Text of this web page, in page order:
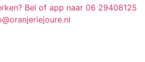
Bel of app naar 06 29408125